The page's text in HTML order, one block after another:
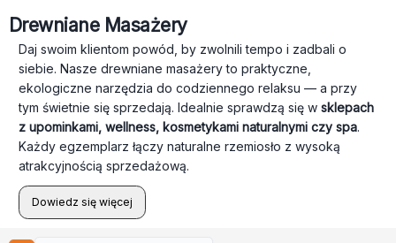
Drewniane Masażery
Daj swoim klientom powód, by zwolnili tempo i zadbali o
siebie. Nasze drewniane masażery to praktyczne,
ekologiczne narzędzia do codziennego relaksu — a przy
tym świetnie się sprzedają. Idealnie sprawdzą się w sklepach
z upominkami, wellness, kosmetykami naturalnymi czy spa.
Każdy egzemplarz łączy naturalne rzemiosło z wysoką
atrakcyjnością sprzedażową.
Dowiedz się więcej